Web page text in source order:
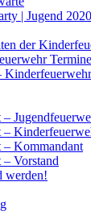
| Jugend 2020
der
Termine
Kinderfeuerwehr
–
Kommandant
Vorstand
werden!